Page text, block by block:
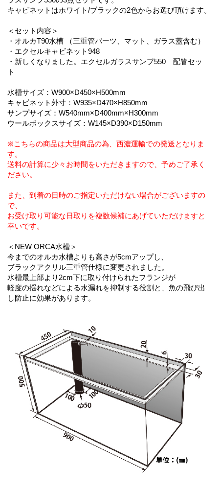
キャビネットはホワイト/ブラックの2色からお選び頂けます。
＜セット内容＞
・オルカT90水槽 （三重管パーツ、マット、ガラス蓋含む）
・エクセルキャビネット948
・新しくなりました。エクセルガラスサンプ550 配管セッ
ト
水槽サイズ：W900×D450×H500mm
キャビネット外寸：W935×D470×H850mm
サンプサイズ：W540mm×D400mm×H300mm
ウールボックスサイズ：W145×D390×D150mm
※こちらの商品は大型商品の為、西濃運輸での発送となりま
す。
送料の計算に少々お時間をいただきますので、予めご了承く
ださい。
また、到着の日時のご指定いただけない場合がございますの
で、
お受け取り可能な日取りを複数候補にあげていただけますと
幸いです。
＜NEW ORCA水槽＞
今までのオルカ水槽よりも高さが5cmアップし、
ブラックアクリル三重管仕様に変更されました。
水槽最上部より2cm下に取り付けられたフランジが
軽度の揺れなどによる水漏れを抑制する役割と、魚の飛び出
し防止に効果があります。